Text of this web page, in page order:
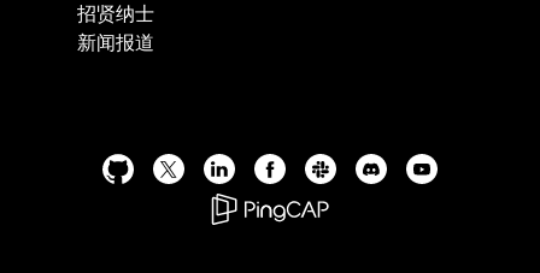
招贤纳士
新闻报道